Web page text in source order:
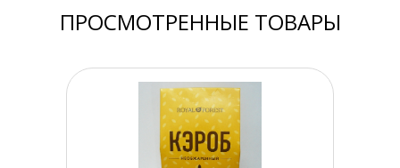
ПРОСМОТРЕННЫЕ ТОВАРЫ